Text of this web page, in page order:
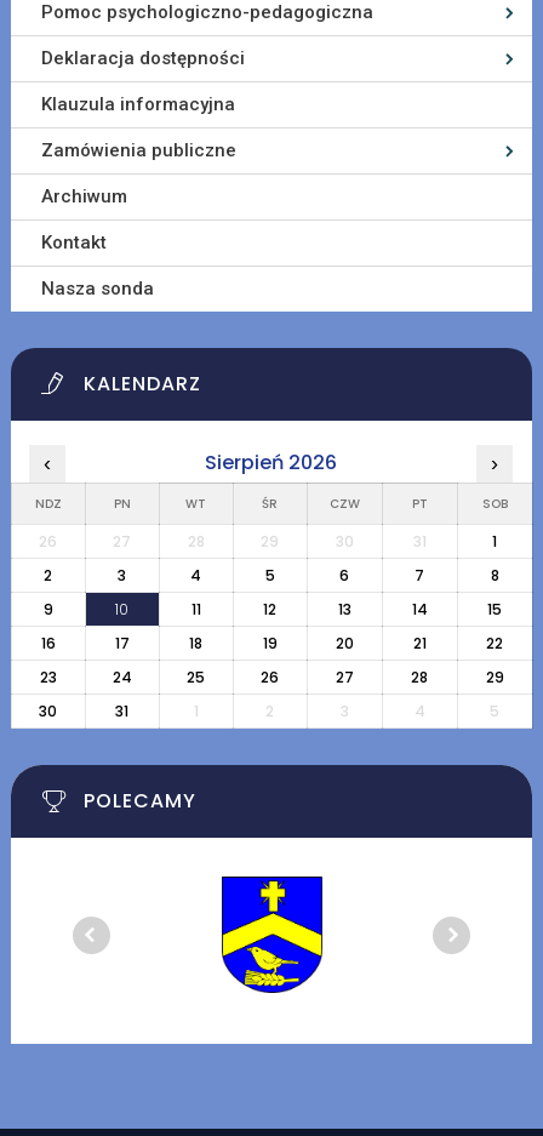
Pomoc psychologiczno-pedagogiczna
Deklaracja dostępności
Klauzula informacyjna
Zamówienia publiczne
Archiwum
Kontakt
Nasza sonda
KALENDARZ
‹ Sierpień 2026 ›
NDZ PN WT ŚR CZW PT SOB
26 27 28 29 30 31
1
2
3 4 5 6 7
8
9
10 11 12 13 14
15
16
17 18 19 20 21
22
23
24 25 26 27 28
29
30
31 1 2 3 4 5
POLECAMY